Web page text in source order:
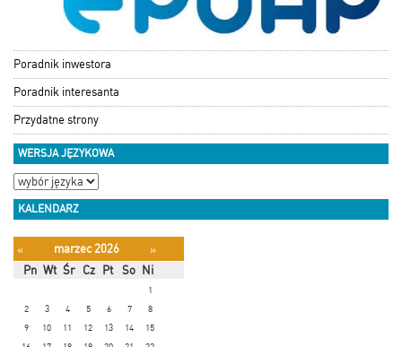
Poradnik inwestora
Poradnik interesanta
Przydatne strony
WERSJA JĘZYKOWA
KALENDARZ
« marzec 2026
»
Pn Wt Śr Cz Pt So Ni
1
2
3 4 5 6 7
8
9
10 11 12 13 14
15